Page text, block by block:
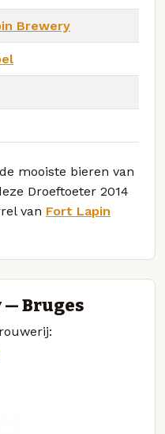
Brewery
mooiste bieren van
Droeftoeter 2014
van Fort Lapin
— Bruges